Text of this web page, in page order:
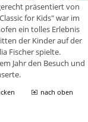
präsentiert von
for Kids" war im
ein tolles Erlebnis
der Kinder auf der
Fischer spielte.
Jahr den Besuch und
nach oben